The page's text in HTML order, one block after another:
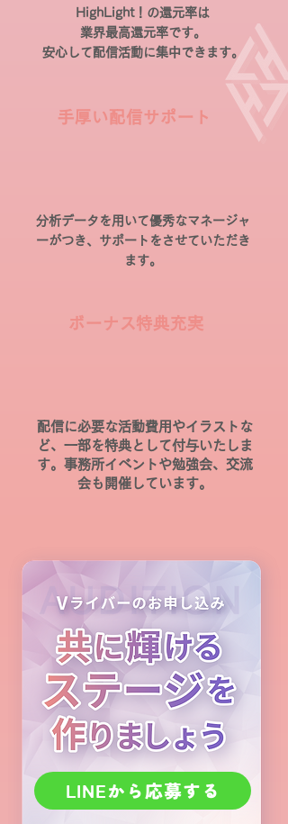
HighLight！の還元率は
業界最高還元率です。
安心して配信活動に集中できます。
手厚い配信サポート
分析データを用いて優秀なマネージャ
ーがつき、サポートをさせていただき
ます。
ボーナス特典充実
配信に必要な活動費用やイラストな
ど、一部を特典として付与いたしま
す。 事務所イベントや勉強会、交流
会も開催しています。
LINEから応募する